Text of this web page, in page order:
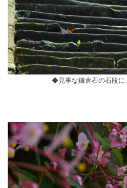
◆見事な鎌倉石の石段に